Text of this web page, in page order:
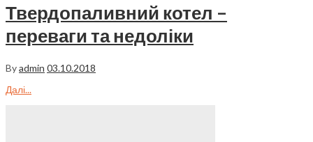
Твердопаливний котел –
переваги та недоліки
Byadmin 03.10.2018
Далі...